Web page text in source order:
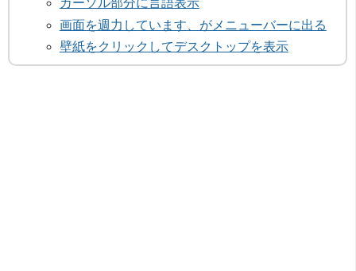
カーソル部分に言語表示
画面を週力しています、がメニューバーに出る
壁紙をクリックしてデスクトップを表示